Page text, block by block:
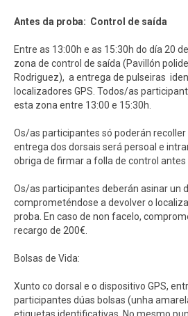
Antes da proba: Control de saída
Entre as 13:00h e as 15:30h do día 20
zona de control de saída (Pavillón
Rodriguez), a entrega de pulseiras
localizadores GPS. Todos/as
esta zona entre 13:00 e 15:30h.
Os/as participantes só poderán recoller
entrega dos dorsais será persoal e
obriga de firmar a folla de control antes
Os/as participantes deberán asinar un
comprometéndose a devolver o
proba. En caso de non facelo,
recargo de 200€.
Bolsas de Vida:
Xunto co dorsal e o dispositivo GPS,
participantes dúas bolsas (unha